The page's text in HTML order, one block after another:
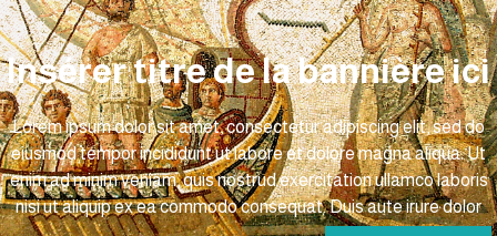
Insérer titre de la bannière ici
Lorem ipsum dolor sit amet, consectetur adipiscing elit, sed do
eiusmod tempor incididunt ut labore et dolore magna aliqua. Ut
enim ad minim veniam, quis nostrud exercitation ullamco laboris
nisi ut aliquip ex ea commodo consequat. Duis aute irure dolor